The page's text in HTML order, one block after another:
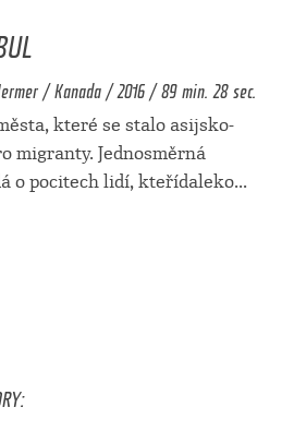
/ Kanada / 2016 / 89 min. 28 sec.
které se stalo asijsko-
migranty. Jednosměrná
o pocitech lidí, kteřídaleko...